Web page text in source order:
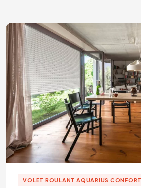
VOLET ROULANT AQUARIUS CONFORT